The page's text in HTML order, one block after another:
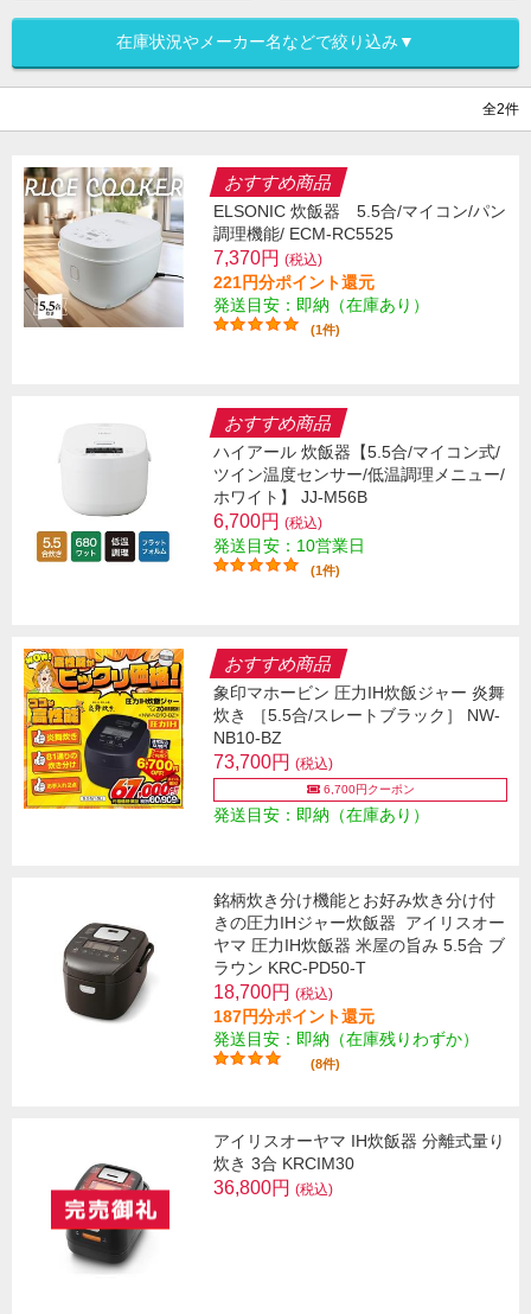
在庫状況やメーカー名などで絞り込み▼
全2件
おすすめ商品
ELSONIC 炊飯器 5.5合/マイコン/パン
調理機能/ ECM-RC5525
7,370円 (税込)
221円分ポイント還元
発送目安：即納（在庫あり）
(1件)
おすすめ商品
ハイアール 炊飯器【5.5合/マイコン式/
ツイン温度センサー/低温調理メニュー/
ホワイト】 JJ-M56B
6,700円 (税込)
発送目安：10営業日
(1件)
おすすめ商品
象印マホービン 圧力IH炊飯ジャー 炎舞
炊き ［5.5合/スレートブラック］ NW-
NB10-BZ
73,700円 (税込)
6,700円クーポン
発送目安：即納（在庫あり）
銘柄炊き分け機能とお好み炊き分け付
きの圧力IHジャー炊飯器
アイリスオー
ヤマ 圧力IH炊飯器 米屋の旨み 5.5合 ブ
ラウン KRC-PD50-T
18,700円 (税込)
187円分ポイント還元
発送目安：即納（在庫残りわずか）
(8件)
アイリスオーヤマ IH炊飯器 分離式量り
炊き 3合 KRCIM30
36,800円 (税込)